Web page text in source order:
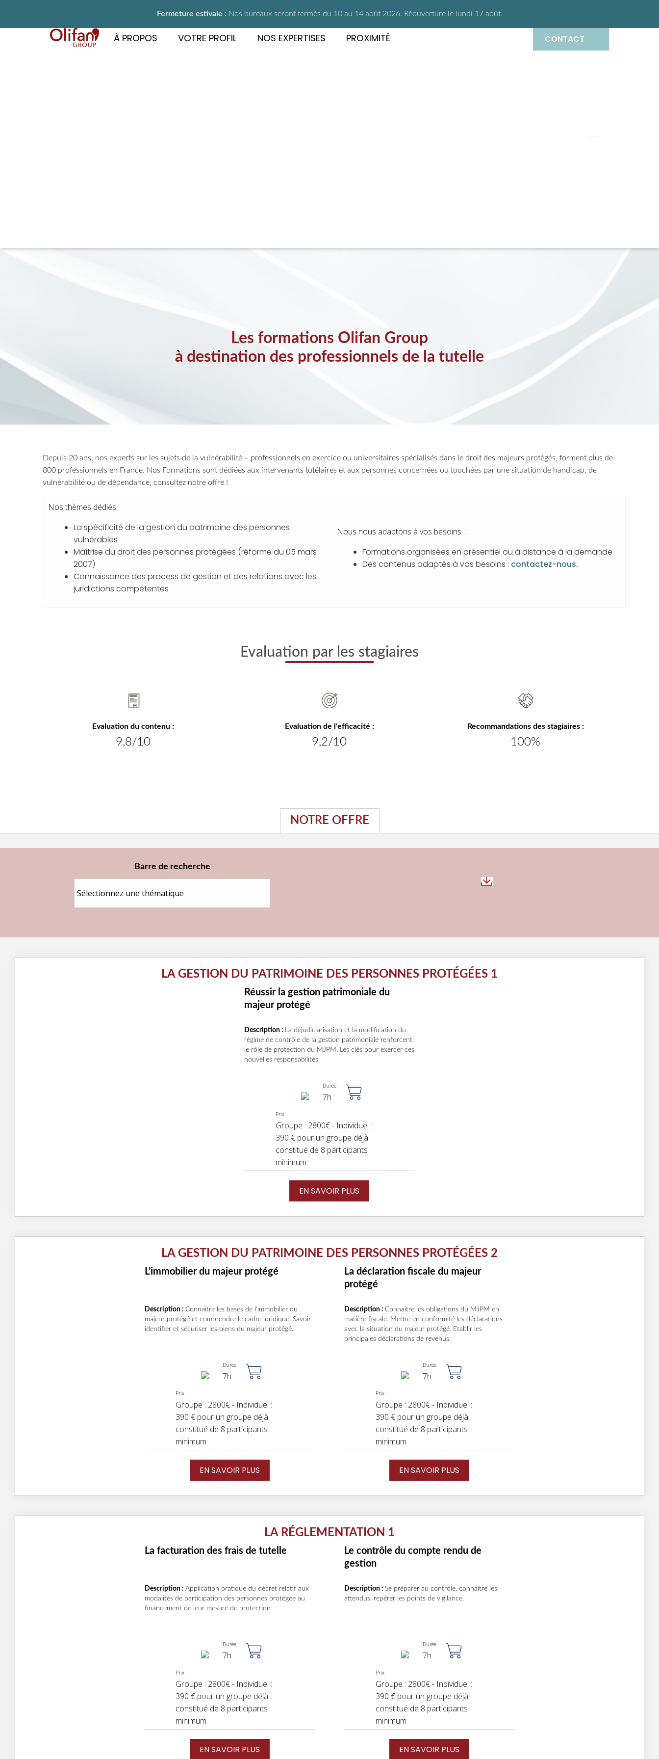
Fermeture estivale : Nos bureaux seront fermés du 10 au 14 août 2026. Réouverture le lundi 17 août.
À PROPOS VOTRE PROFIL NOS EXPERTISES PROXIMITÉ CONTACT
Les formations Olifan Group
à destination des professionnels de la tutelle
Depuis 20 ans, nos experts sur les sujets de la vulnérabilité – professionnels en exercice ou universitaires spécialisés dans le droit des majeurs protégés, forment plus de
800 professionnels en France. Nos Formations sont dédiées aux intervenants tutélaires et aux personnes concernées ou touchées par une situation de handicap, de
vulnérabilité ou de dépendance, consultez notre offre !
Nos thèmes dédiés :
La spécificité de la gestion du patrimoine des personnes
vulnérables
Maîtrise du droit des personnes protégées (réforme du 05 mars
2007)
Connaissance des process de gestion et des relations avec les
juridictions compétentes
Nous nous adaptons à vos besoins :
Formations organisées en présentiel ou à distance à la demande
Des contenus adaptés à vos besoins : contactez-nous.
Evaluation par les stagiaires
Evaluation du contenu :
9,8/10
Evaluation de l'efficacité :
9,2/10
Recommandations des stagiaires :
100%
NOTRE OFFRE
Barre de recherche
LA GESTION DU PATRIMOINE DES PERSONNES PROTÉGÉES 1
Réussir la gestion patrimoniale du
majeur protégé
Description : La déjudiciarisation et la modification du
régime de contrôle de la gestion patrimoniale renforcent
le rôle de protection du MJPM. Les clés pour exercer ces
nouvelles responsabilités.
Durée
7h
Prix
Groupe : 2800€ - Individuel :
390 € pour un groupe déjà
constitué de 8 participants
minimum
EN SAVOIR PLUS
LA GESTION DU PATRIMOINE DES PERSONNES PROTÉGÉES 2
L’immobilier du majeur protégé
Description : Connaître les bases de l'immobilier du
majeur protégé et comprendre le cadre juridique. Savoir
identifier et sécuriser les biens du majeur protégé.
Durée
7h
Prix
Groupe : 2800€ - Individuel :
390 € pour un groupe déjà
constitué de 8 participants
minimum
EN SAVOIR PLUS
La déclaration fiscale du majeur
protégé
Description : Connaître les obligations du MJPM en
matière fiscale. Mettre en conformité les déclarations
avec la situation du majeur protégé. Etablir les
principales déclarations de revenus.
Durée
7h
Prix
Groupe : 2800€ - Individuel :
390 € pour un groupe déjà
constitué de 8 participants
minimum
EN SAVOIR PLUS
LA RÉGLEMENTATION 1
La facturation des frais de tutelle
Description : Application pratique du décret relatif aux
modalités de participation des personnes protégée au
financement de leur mesure de protection
Durée
7h
Prix
Groupe : 2800€ - Individuel :
390 € pour un groupe déjà
constitué de 8 participants
minimum
EN SAVOIR PLUS
Le contrôle du compte rendu de
gestion
Description : Se préparer au contrôle, connaître les
attendus, repérer les points de vigilance.
Durée
7h
Prix
Groupe : 2800€ - Individuel :
390 € pour un groupe déjà
constitué de 8 participants
minimum
EN SAVOIR PLUS